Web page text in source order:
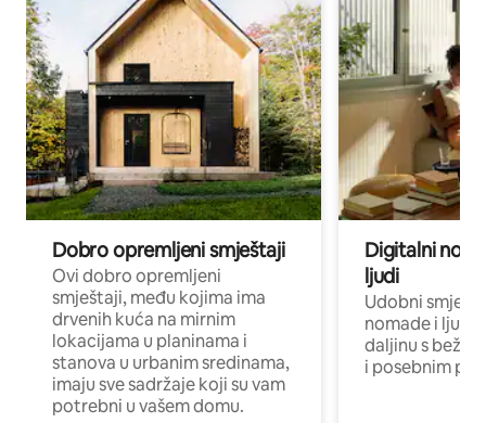
Dobro opremljeni smještaji
Ovi dobro opremljeni
smještaji, među kojima ima
drvenih kuća na mirnim
lokacijama u planinama i
stanova u urbanim sredinama,
imaju sve sadržaje koji su vam
potrebni u vašem domu.
Digitalni
ljudi
Udobni
nomade i ljude
daljinu s
i posebnim